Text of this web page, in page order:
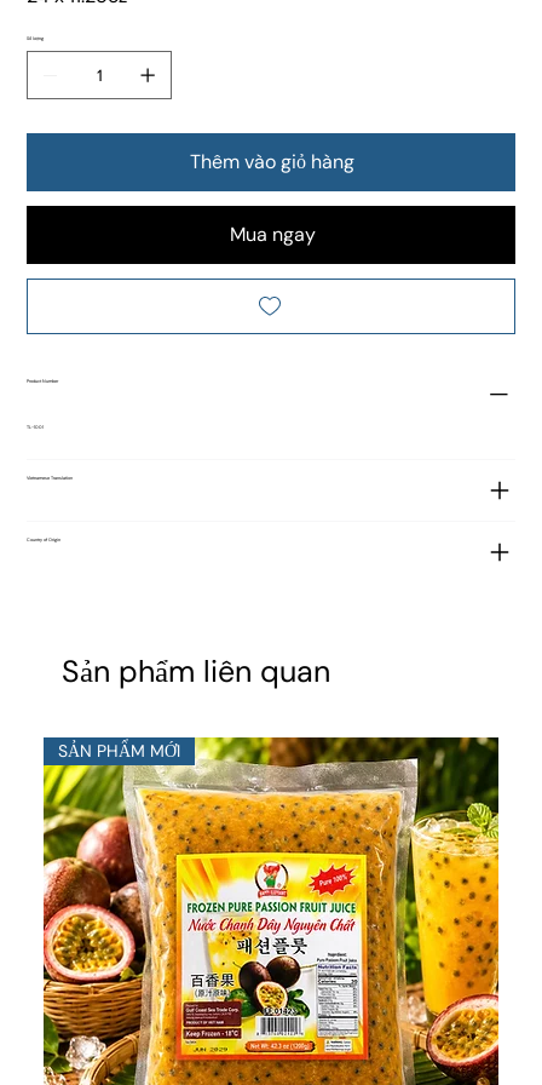
Số lượng
Thêm vào giỏ hàng
Mua ngay
Product Number
TL-1001
Vietnamese Translation
Country of Origin
Sản phẩm liên quan
SẢN PHẨM MỚI